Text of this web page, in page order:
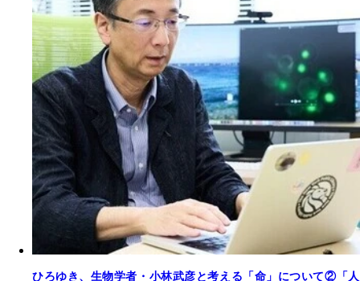
ひろゆき、生物学者・小林武彦と考える「命」について②「人